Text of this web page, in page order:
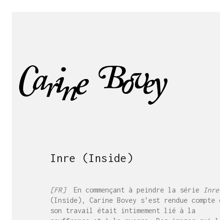
Inre (Inside)
[FR]En commençant à peindre la série
Inre
(Inside) , Carine Bovey s’est rendue compte
son travail était intimement lié à la